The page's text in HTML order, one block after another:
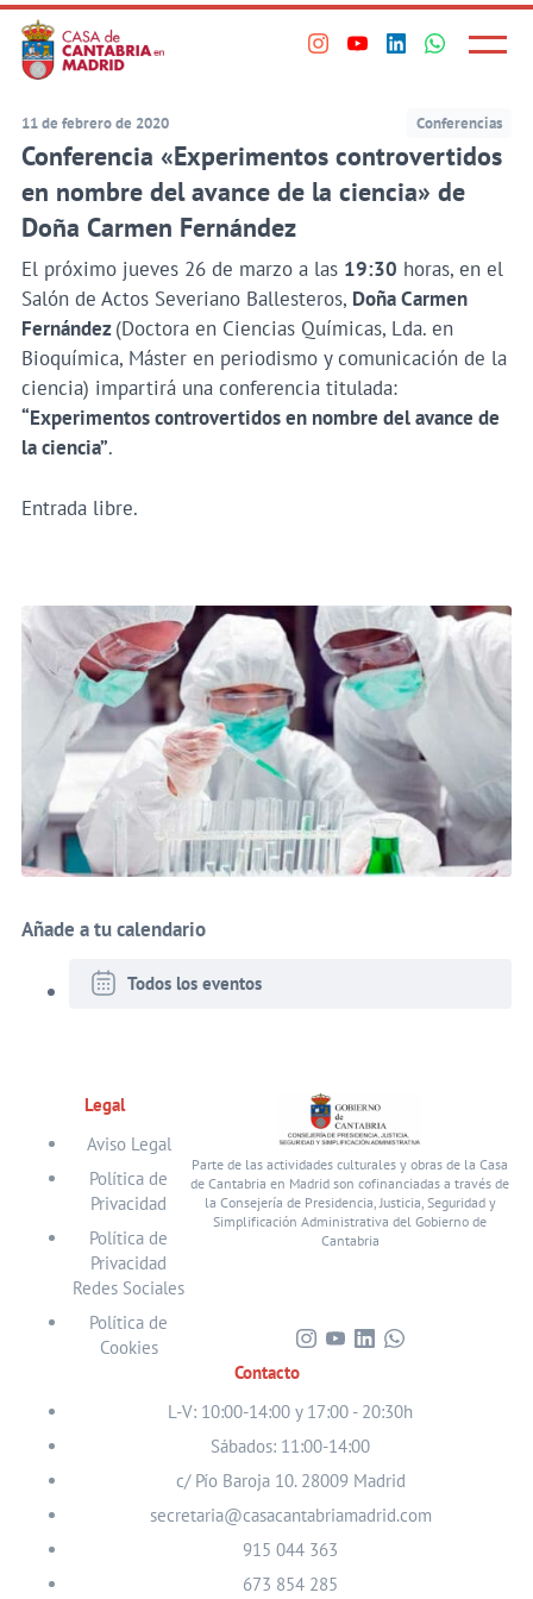
Saltar
al
contenido
principal
VisitaVisitaVisita
perfil
Visita
perfil
en
Principal
Menú
11 de febrero de 2020 Conferencias
Conferencia «Experimentos controvertidos
en nombre del avance de la ciencia» de
Doña Carmen Fernández
El próximo jueves 26 de marzo a las 19:30 horas, en el
Salón de Actos Severiano Ballesteros, Doña Carmen
Fernández(Doctora en Ciencias Químicas, Lda. en
Bioquímica, Máster en periodismo y comunicación de la
ciencia) impartirá una conferencia titulada:
“Experimentos controvertidos en nombre del avance de
la ciencia”.
Entrada libre.
Añade a tu calendario
Todos los eventos
Legal
Aviso Legal
Política de
Privacidad
Política de
Privacidad
Redes Sociales
Política de
Cookies
Parte de las actividades culturales y obras de la Casa
de Cantabria en Madrid son cofinanciadas a través de
la Consejería de Presidencia, Justicia, Seguridad y
Simplificación Administrativa del Gobierno de
Cantabria
Visita
perfil
en
Instagram
Visita
perfil
en
Youtube
Visita
perfil
en
Linkedin
Visita
perfil
WhatsApp
Contacto
L-V: 10:00-14:00 y 17:00 - 20:30h
Sábados: 11:00-14:00
c/ Pío Baroja 10. 28009 Madrid
secretaria@casacantabriamadrid.com
915 044 363
673 854 285